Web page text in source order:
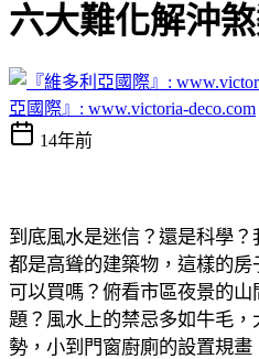
六大難化解沖
亞國際』: www.victoria-deco.com
14年前
到底風水是迷信？還是科學
都是高聳的建築物，這樣的
可以買嗎？俯看市區夜景的山
題？ 風水上的禁忌多如牛毛
勢，小到門窗廚廁的設置規畫